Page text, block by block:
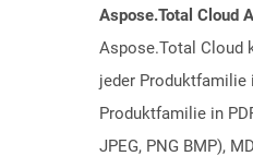
Aspose.Total Cloud
Aspose.Total Cloud
jeder Produktfamilie
Produktfamilie in
JPEG, PNG BMP),